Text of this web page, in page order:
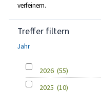
verfeinern.
Treffer filtern
Jahr
2026 (55)
2025 (10)